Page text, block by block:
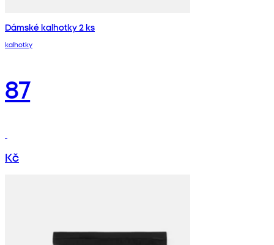
Dámské kalhotky 2 ks
kalhotky
87
Kč